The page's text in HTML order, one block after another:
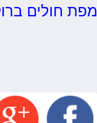
מפת חולים